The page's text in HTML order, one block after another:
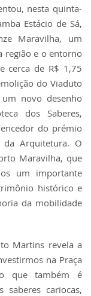
nesta quinta-
Estácio de Sá,
Maravilha, um
região e o entorno
cerca de R$ 1,75
do Viaduto
novo desenho
dos Saberes,
do prémio
Arquitetura. O
Maravilha, que
um importante
histórico e
da mobilidade
Martins revela a
na Praça
que também é
saberes cariocas,